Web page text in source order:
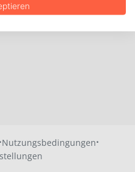
·Nutzungsbedingungen·